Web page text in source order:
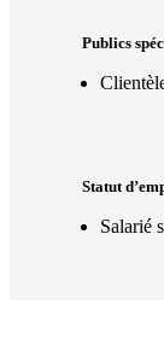
Publics
Statut
Salarié